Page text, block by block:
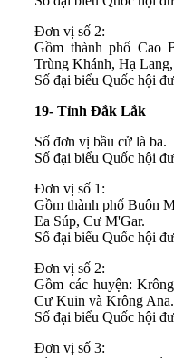
Đơn vị số 2:
Gồm thành phố Cao
Trùng Khánh, Hạ
Số đại biểu Quốc hội
19- Tỉnh Đắk Lắk
Số đơn vị bầu cử là ba.
Số đại biểu Quốc hội
Đơn vị số 1:
Gồm thành phố Buôn
Ea Súp, Cư M'Gar.
Số đại biểu Quốc hội
Đơn vị số 2:
Gồm các huyện:
Cư Kuin và Krông Ana.
Số đại biểu Quốc hội
Đơn vị số 3: